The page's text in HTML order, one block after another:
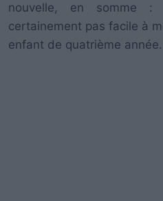
nouvelle, en somme :
certainement pas facile à
enfant de quatrième année.